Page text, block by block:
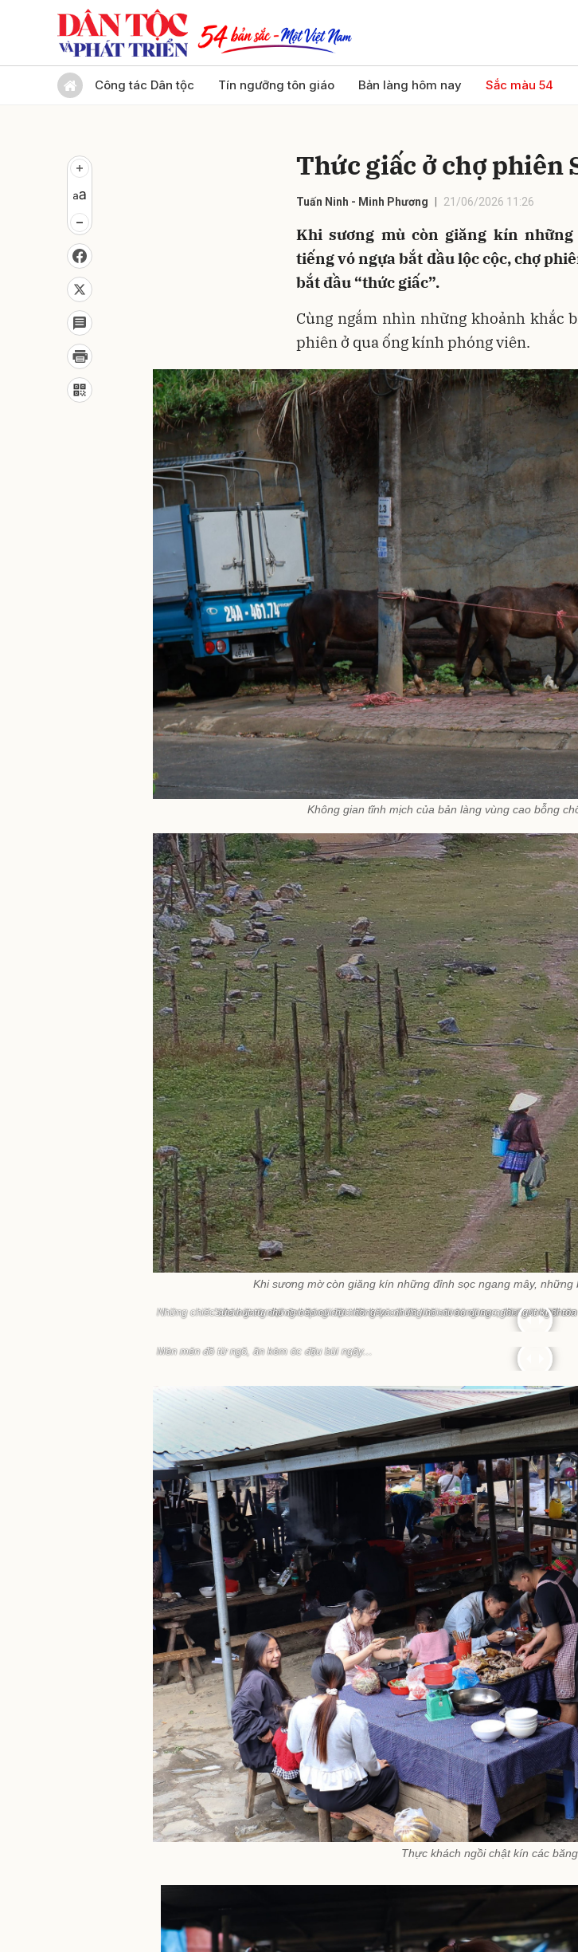
Công tác Dân tộc Tín ngưỡng tôn giáo Bản làng hôm nay Sắc màu 54
Thức giấc ở chợ phiên
Tuấn Ninh - Minh Phương 21/06/2026 11:26
Khi sương mù còn giăng kín
tiếng vó ngựa bắt đầu lộc cộc, chợ
bắt đầu “thức giấc”.
Cùng ngắm nhìn những khoảnh khắc
phiên ở qua ống kính phóng viên.
Không gian tĩnh mịch của bản làng vùng cao bỗng
Khi sương mờ còn giăng kín những đỉnh sọc ngang mây,
Những chiếc chảo gang đại đen bóng đặt trên bếp củi đỏ lửa sôi sùng sục, tỏa hương
Sức hút từ những bếp củi rực hồng và những nồi nước dùng nghi ngút khói
Mèn mén đồ từ ngô, ăn kèm óc đậu bùi ngậy...
Thực khách ngồi chật kín các
Gửi bình luận